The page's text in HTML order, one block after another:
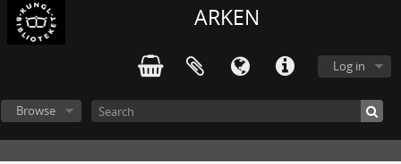
ARKEN
Log in
Browse